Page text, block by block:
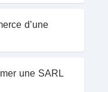
d’une
une SARL